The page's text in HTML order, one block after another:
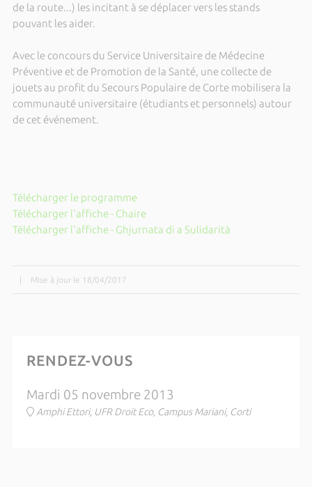
de la route...) les incitant à se déplacer vers les stands
pouvant les aider.
Avec le concours du Service Universitaire de Médecine
Préventive et de Promotion de la Santé, une collecte de
jouets au profit du Secours Populaire de Corte mobilisera la
communauté universitaire (étudiants et personnels) autour
de cet événement.
Télécharger le programme
Télécharger l'affiche - Chaire
Télécharger l'affiche - Ghjurnata di a Sulidarità
Mise à jour le 18/04/2017
RENDEZ-VOUS
Mardi 05 novembre 2013
Amphi Ettori, UFR Droit Eco, Campus Mariani, Corti